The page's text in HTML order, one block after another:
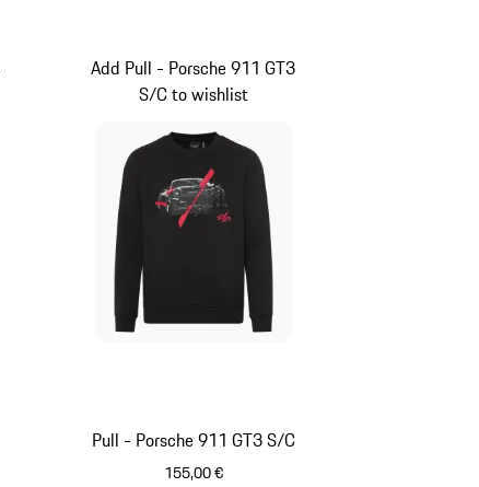
Pull - Porsche 911 GT3 S/C
155,00 €
Add Pull - Porsche 911 GT3
S/C to wishlist